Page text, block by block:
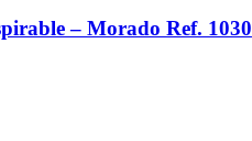
– Morado Ref. 1030